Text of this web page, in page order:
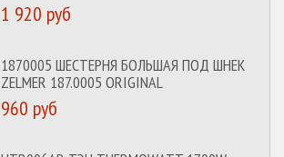
1 920 руб
1870005 ШЕСТЕРНЯ БОЛЬШАЯ ПОД ШНЕК
ZELMER 187.0005 ORIGINAL
960 руб